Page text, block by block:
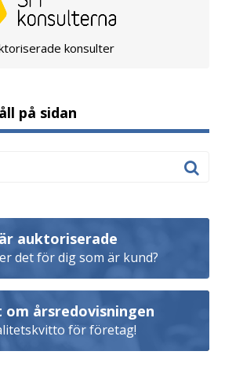
konsulter
på sidan
auktoriserade
det för dig som är kund?
om årsredovisningen
för företag!